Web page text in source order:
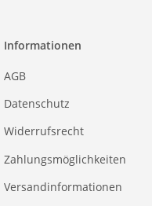
Informationen
AGB
Datenschutz
Widerrufsrecht
Zahlungsmöglichkeiten
Versandinformationen